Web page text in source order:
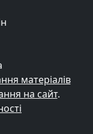
матеріалів
на сайт.